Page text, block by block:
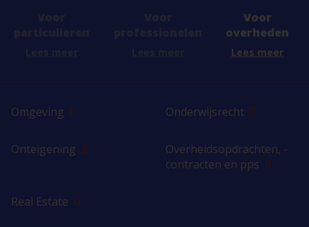
Voor
overheden
Lees meer
Omgeving Onderwijsrecht
Onteigening
Overheidsopdrachten, -
contracten en pps
Real Estate